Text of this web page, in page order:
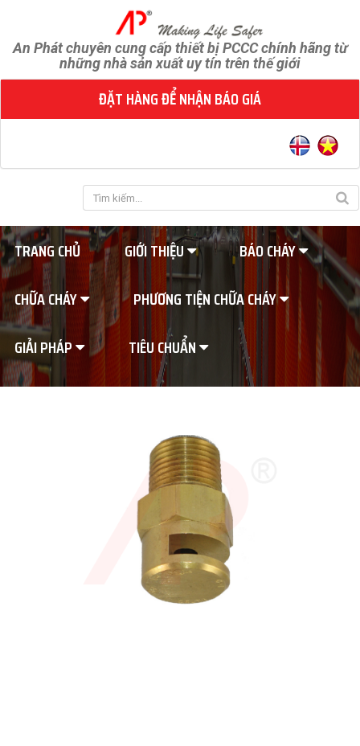
An Phát chuyên cung cấp thiết bị PCCC chính hãng từ
những nhà sản xuất uy tín trên thế giới
ĐẶT HÀNG ĐỂ NHẬN BÁO GIÁ
TRANG CHỦ GIỚI THIỆU
BÁO CHÁY
CHỮA CHÁY
PHƯƠNG TIỆN CHỮA CHÁY
GIẢI PHÁP
TIÊU CHUẨN